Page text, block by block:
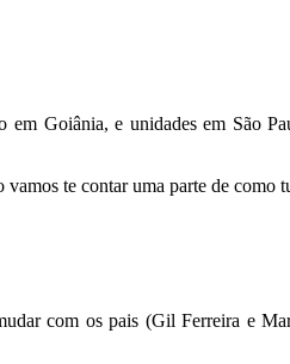
Goiânia, e unidades em São
te contar uma parte de como
com os pais (Gil Ferreira e